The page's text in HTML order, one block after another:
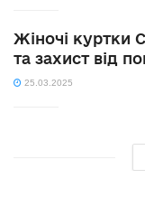
Жіночі куртки
та захист від
25.03.2025